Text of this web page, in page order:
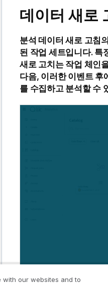
데이터 새로
분석 데이터 새로 고침
된 작업 세트입니다. 특
새로 고치는 작업 체인
다음, 이러한 이벤트 후
를 수집하고 분석할 수
with our websites and to